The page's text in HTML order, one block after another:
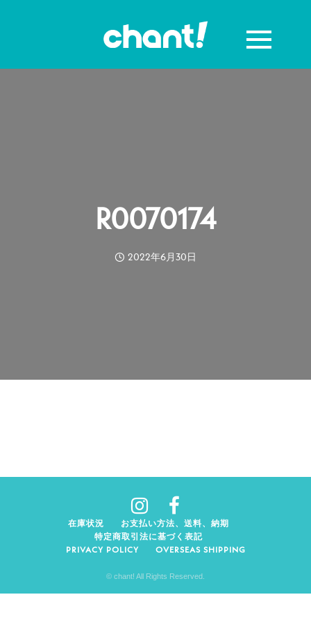
R0070174
2022年6月30日
在庫状況
お支払い方法、送料、納期
特定商取引法に基づく表記
PRIVACY POLICY
OVERSEAS SHIPPING
© chant! All Rights Reserved.